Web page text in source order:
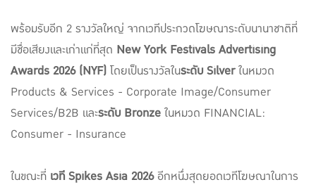
พร้อมรับอีก 2 รางวัลใหญ่ จากเวทีประกวดโฆษณาระดับนานาชาติที่
มีชื่อเสียงและเก่าแก่ที่สุด New York Festivals Advertising
Awards 2026 (NYF)โดยเป็นรางวัลในระดับSilverในหมวด
Products & Services - Corporate Image/Consumer
Services/B2B และระดับ Bronzeในหมวด FINANCIAL:
Consumer - Insurance
ในขณะที่ เวที Spikes Asia 2026อีกหนึ่งสุดยอดเวทีโฆษณาในการ